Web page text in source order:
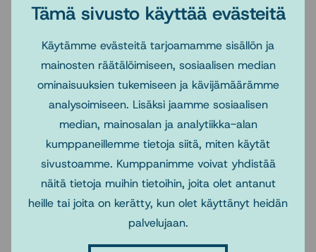
Tämä sivusto käyttää evästeitä
Käytämme evästeitä tarjoamamme sisällön ja
mainosten räätälöimiseen, sosiaalisen median
ominaisuuksien tukemiseen ja kävijämäärämme
analysoimiseen. Lisäksi jaamme sosiaalisen
median, mainosalan ja analytiikka-alan
kumppaneillemme tietoja siitä, miten käytät
sivustoamme. Kumppanimme voivat yhdistää
näitä tietoja muihin tietoihin, joita olet antanut
heille tai joita on kerätty, kun olet käyttänyt heidän
palvelujaan.
sosiaalityön asiantuntijuuden ja erikoissosiaalityöntekijän
sote-uudistuksessa.
Seminaarin videotallenne on nyt saatavilla alla olevalla
verkkosivulla.
Lisätietoja:
http://www.sosnet.fi/Suomeksi/Koulutus/Erikoistumiskoul
utus/Uusimuotoinen-erikoistumiskoulutus/Seminaari-